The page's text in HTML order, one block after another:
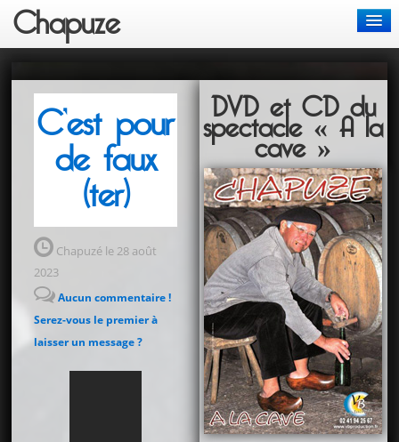
Chapuze
Chansons
Spectacles
Bon de commande
Contact
C’est pour
de faux
(ter)
Chapuzé le 28 août
2023
Aucun commentaire !
Serez-vous le premier à
laisser un message ?
DVD et CD du
spectacle « A la
cave »